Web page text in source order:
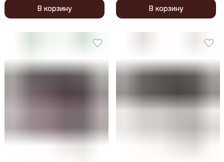
В корзину В корзину